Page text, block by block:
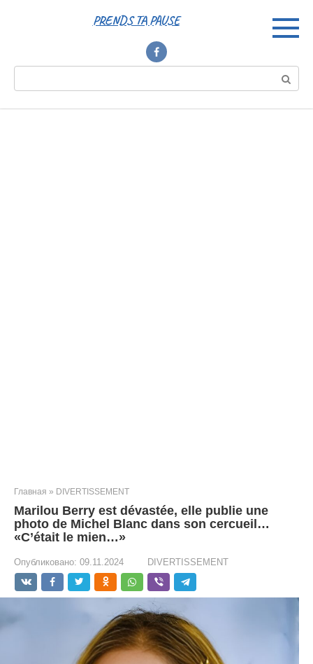
PRENDS TA PAUSE
Главная » DIVERTISSEMENT
Marilou Berry est dévastée, elle publie une
photo de Michel Blanc dans son cercueil…
«C’était le mien…»
Опубликовано: 09.11.2024 DIVERTISSEMENT